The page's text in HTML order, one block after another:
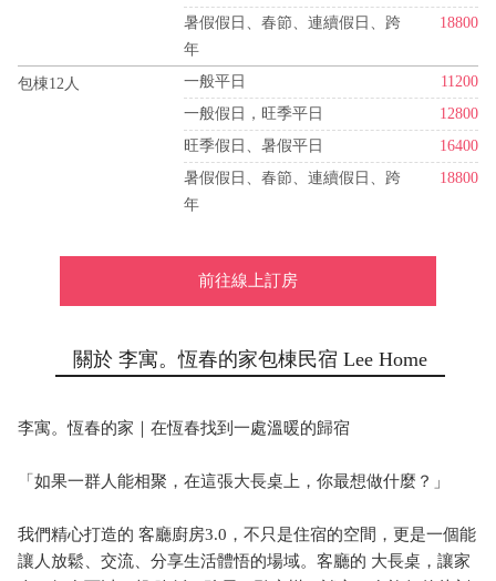
暑假假日、春節、連續假日、跨
年
18800
包棟12人 一般平日
11200
一般假日，旺季平日
12800
旺季假日、暑假平日
16400
暑假假日、春節、連續假日、跨
年
18800
前往線上訂房
關於 李寓。恆春的家包棟民宿 Lee Home
李寓。恆春的家｜在恆春找到一處溫暖的歸宿
「如果一群人能相聚，在這張大長桌上，你最想做什麼？」
我們精心打造的 客廳廚房3.0，不只是住宿的空間，更是一個能
讓人放鬆、交流、分享生活體悟的場域。客廳的 大長桌，讓家